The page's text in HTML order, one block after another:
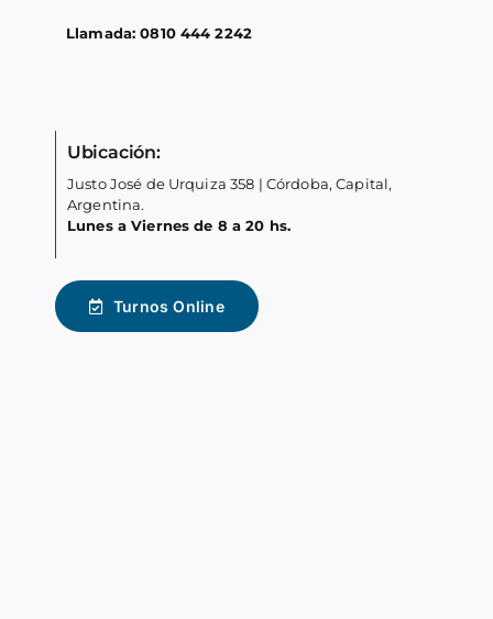
Llamada: 0810 444 2242
Ubicación:
Justo José de Urquiza 358 | Córdoba, Capital,
Argentina.
Lunes a Viernes de 8 a 20 hs.
Turnos Online